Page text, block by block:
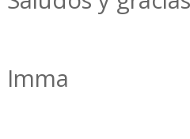
Imma